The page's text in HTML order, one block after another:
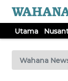
Utama
Wahana
TV
Tutup